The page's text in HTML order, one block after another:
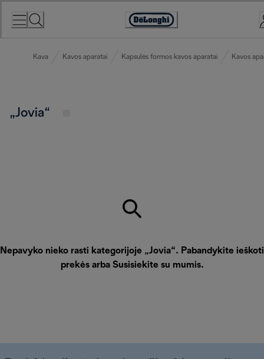
Accessibility
Kava Kavos aparatai Kapsulės formos kavos aparatai Kavos
„Jovia“
Nepavyko nieko rasti kategorijoje „Jovia“. Pabandykite ieškoti
prekės arba Susisiekite su mumis.